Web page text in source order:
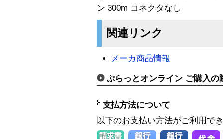
ン 300m コネクタなし
関連リンク
メーカ商品情報
ぷらっとオンライン ご購入の
支払方法について
以下のお支払い方法がご利用で